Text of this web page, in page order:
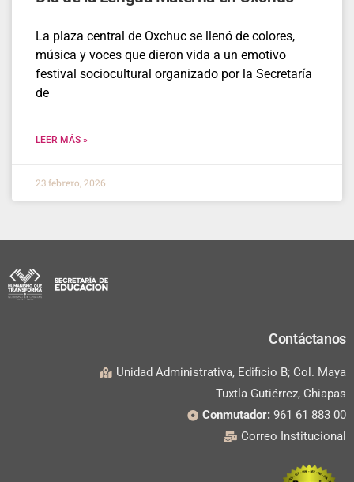
La plaza central de Oxchuc se llenó de colores,
música y voces que dieron vida a un emotivo
festival sociocultural organizado por la Secretaría
de
LEER MÁS »
23 febrero, 2026
Contáctanos
Unidad Administrativa, Edificio B; Col. Maya
Tuxtla Gutiérrez, Chiapas
Conmutador: 961 61 883 00
Correo Institucional